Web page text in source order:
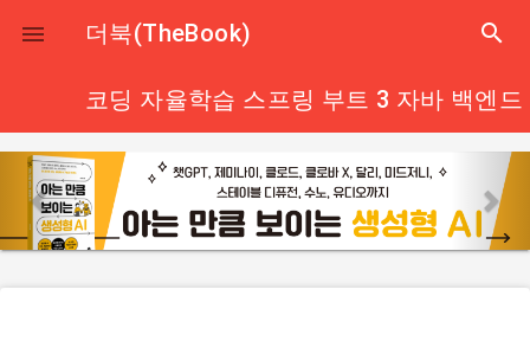
close
 더북(TheBook) search
코딩 자율학습 스프링 부트 3 자바 백엔
p
r
e
e
x